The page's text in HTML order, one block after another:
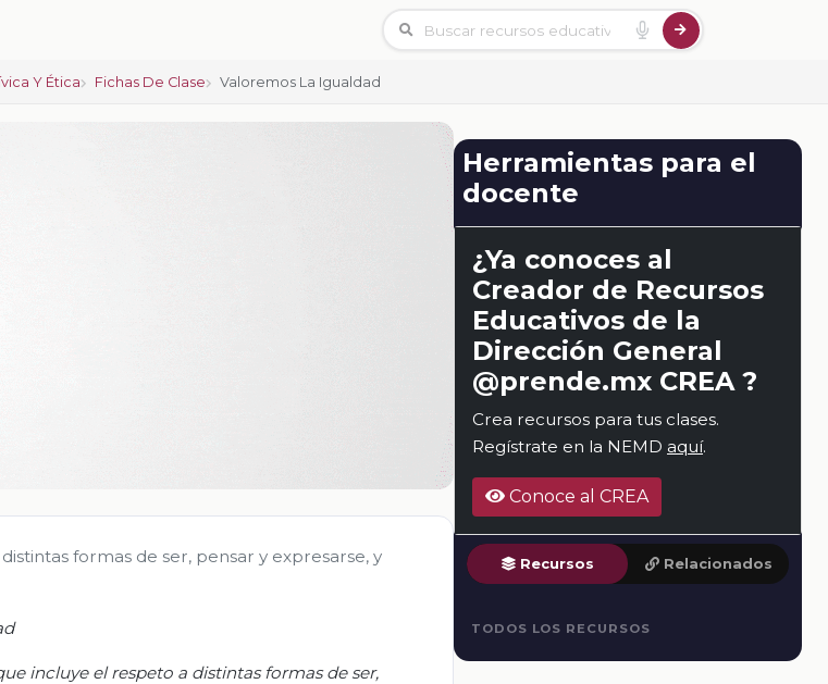
Y Ética Fichas De Clase Valoremos La Igualdad
formas de ser, pensar y expresarse, y
incluye el respeto a distintas formas de ser,
Herramientas para el
docente
¿Ya conoces al
Creador de Recursos
Educativos de la
Dirección General
@prende.mx CREA ?
Crea recursos para tus clases.
Regístrate en la NEMD aquí.
Conoce al CREA
Recursos Relacionados
TODOS LOS RECURSOS